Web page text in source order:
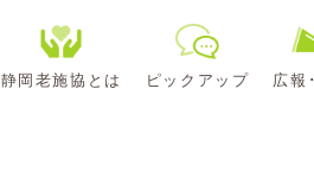
静岡老施協とは ピックアップ 広報